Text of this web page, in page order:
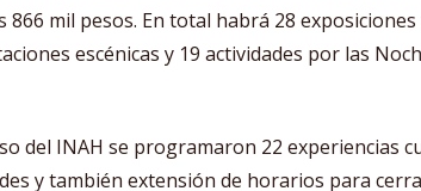
866 mil pesos. En total habrá 28
escénicas y 19 actividades por las
del INAH se programaron 22 experiencias
y también extensión de horarios para